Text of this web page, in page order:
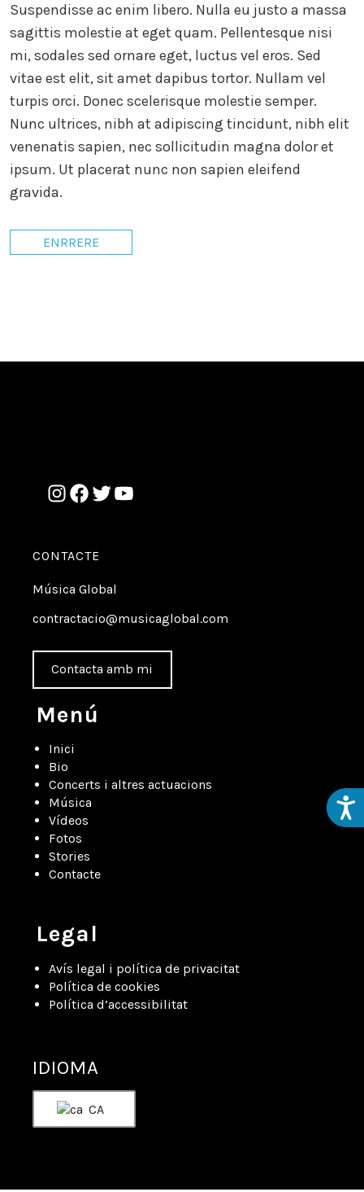
Suspendisse ac enim libero. Nulla eu justo a massa
sagittis molestie at eget quam. Pellentesque nisi
mi, sodales sed ornare eget, luctus vel eros. Sed
vitae est elit, sit amet dapibus tortor. Nullam vel
turpis orci. Donec scelerisque molestie semper.
Nunc ultrices, nibh at adipiscing tincidunt, nibh elit
venenatis sapien, nec sollicitudin magna dolor et
ipsum. Ut placerat nunc non sapien eleifend
gravida.
ENRRERE
CONTACTE
Música Global
contractacio@musicaglobal.com
Contacta amb mi
Menú
Inici
Bio
Concerts i altres actuacions
Música
Vídeos
Fotos
Stories
Contacte
Legal
Avís legal i política de privacitat
Política de cookies
Política d’accessibilitat
IDIOMA
CA